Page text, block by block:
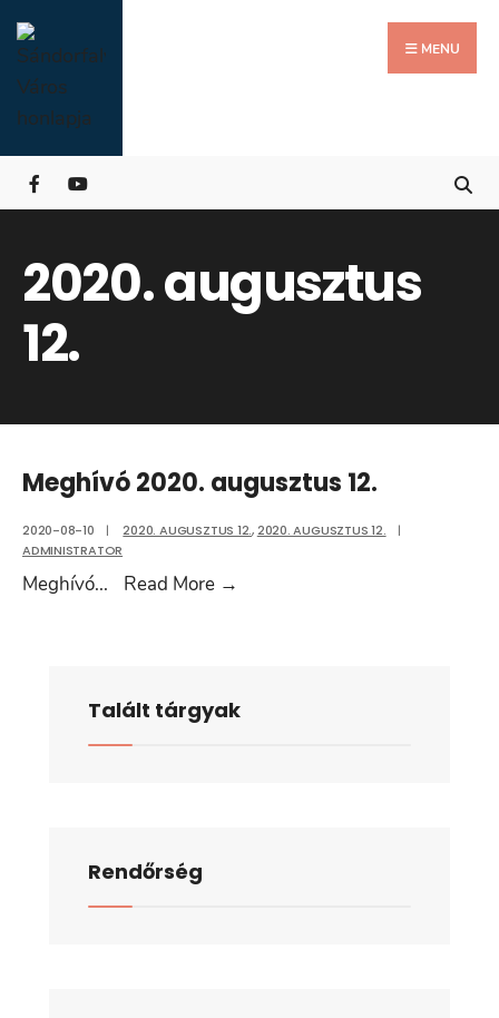
Skip
to
content
MENU
2020. augusztus
12.
Meghívó 2020. augusztus 12.
2020-08-10 | 2020. AUGUSZTUS 12.,2020. AUGUSZTUS 12.
|
ADMINISTRATOR
Meghívó... Read More →
Talált tárgyak
Rendőrség
for:
Close